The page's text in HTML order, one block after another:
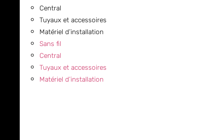
Central
Tuyaux et accessoires
Matériel d’installation
Sans fil
Central
Tuyaux et accessoires
Matériel d’installation